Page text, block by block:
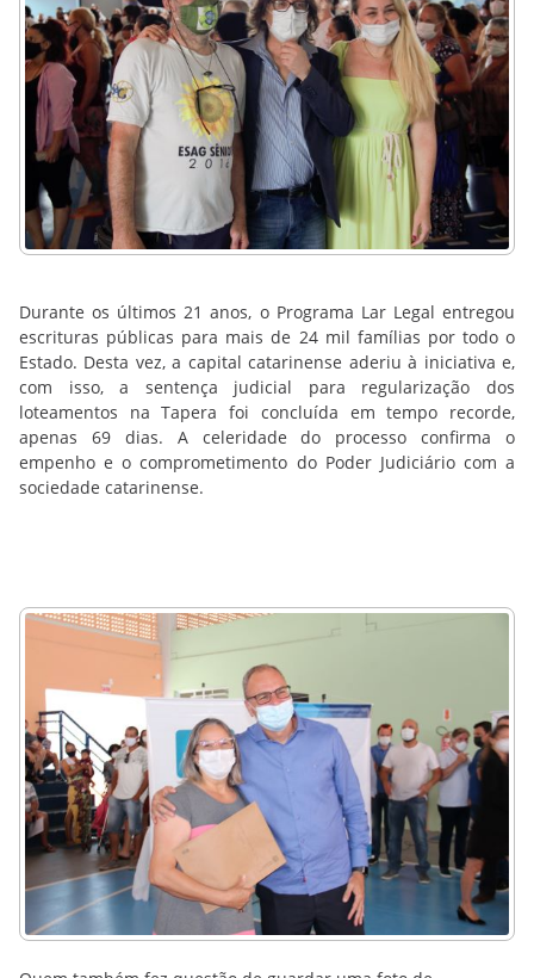
Durante os últimos 21 anos, o Programa Lar Legal entregou
escrituras públicas para mais de 24 mil famílias por todo o
Estado. Desta vez, a capital catarinense aderiu à iniciativa e,
com isso, a sentença judicial para regularização dos
loteamentos na Tapera foi concluída em tempo recorde,
apenas 69 dias. A celeridade do processo confirma o
empenho e o comprometimento do Poder Judiciário com a
sociedade catarinense.